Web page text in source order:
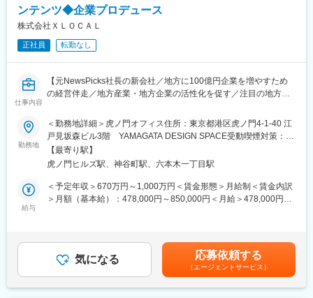
主には100億円未満の経営者で、地方の老舗企業や成長意欲の高
い企業の経営層
※現在はリモートワーク中心ですが、チームビルディングのため必
要に応じて出社を伴います
ス立ち上げにおける市場調査とスキーム構築。
└ 外部パートナー（金融機関、自治体、専門家）とのアライアン
ス推進。
■組織の型化・仕組み化
└ 属人化しやすい経営支援ノウハウを、テクノロジー（AI等）を
用いて再現性のある仕組みへ昇華させるプロセスの設計。
※組織は約30名で、平均年齢は36歳です。
有名企業やスタートアップ、コンサルタントなど出身のユニーク
なメンバーで構成されています。
主には100億円未満の経営者で、地方の老舗企業や成長意欲の高
い企業の経営層
ンテンツ◆企業プロデュース
株式会社ＸＬＯＣＡＬ
正社員 転勤なし
仕事内容
【元NewsPicks社長の新会社／地方に100億円企業を増やすため
の経営伴走／地方産業・地方企業の活性化を促す／注目の地方創
■ミッション：
◯オリジナルコンテンツの企画・取材・制作
└「100億企業解剖」をはじめとする経済コンテンツの企画立案・
取材・執筆・編集を一気通貫で担う。
◯100億円企業のプロデュース
材・プロジェクトマネジメントが中心にお任せします。
◯メディア戦略への参画
└ コンテンツの企画方針・配信戦略・KPI設計にも関わり、メディ
勤務地
＜勤務地詳細＞虎ノ門オフィス住所：東京都港区虎ノ門4-1-40 江
戸見坂森ビル3階 YAMAGATA DESIGN SPACE受動喫煙対策：屋
内全面禁煙変更の範囲：無
【最寄り駅】
虎ノ門ヒルズ駅、神谷町駅、六本木一丁目駅
給与
＜予定年収＞670万円～1,000万円＜賃金形態＞月給制＜賃金内訳
＞月額（基本給）：478,000円～850,000円＜月給＞478,000円～
能性があります。月給(月額)は固定手当を含めた表記です。
気になる 応募依頼する
（エージェントサービス）